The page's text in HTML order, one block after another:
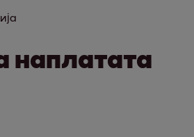
наплатата